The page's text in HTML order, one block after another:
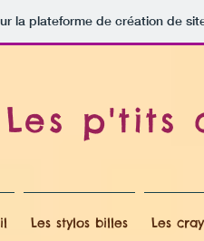
la plateforme de création de
Les p'tits
Les stylos billes Les